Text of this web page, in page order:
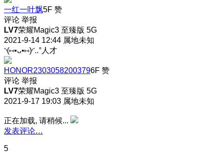
一红一叶飘5F 赞
评论 举报
LV7荣耀Magic3 至臻版 5G
2021-9-14 12:44 属地未知
◝(⑅•ᴗ•⑅)◜..°人才
HONOR23030582003796F 赞
评论 举报
LV7荣耀Magic3 至臻版 5G
2021-9-17 19:03 属地未知
正在加载, 请稍候...
发表评论…
5